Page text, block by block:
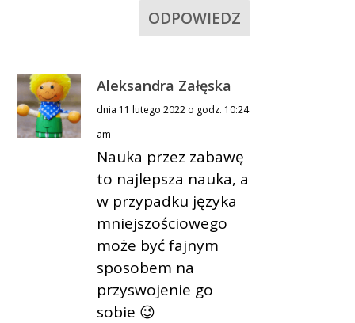
ODPOWIEDZ
Aleksandra Załęska
dnia 11 lutego 2022 o godz. 10:24
am
Nauka przez zabawę
to najlepsza nauka, a
w przypadku języka
mniejszościowego
może być fajnym
sposobem na
przyswojenie go
sobie 😉